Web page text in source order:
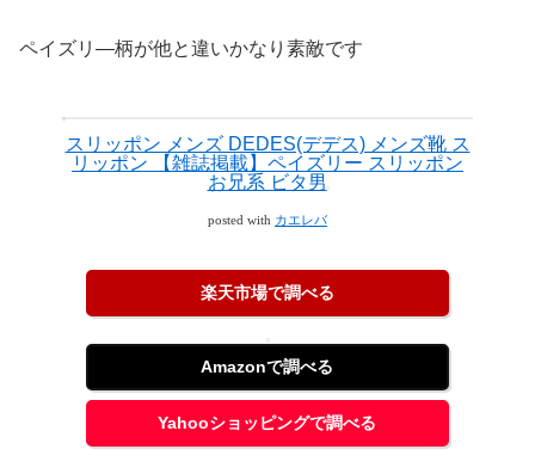
ペイズリ―柄が他と違いかなり素敵です
スリッポン メンズ DEDES(デデス) メンズ靴 ス
リッポン 【雑誌掲載】ペイズリー スリッポン
お兄系 ビタ男
posted with カエレバ
楽天市場で調べる
Amazonで調べる
Yahooショッピングで調べる